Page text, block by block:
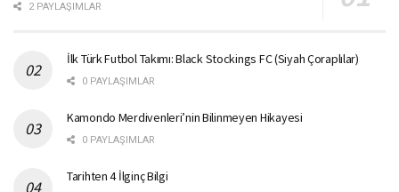
2 PAYLAŞIMLAR
İlk Türk Futbol Takımı: Black Stockings FC (Siyah Çoraplılar)
0 PAYLAŞIMLAR
Kamondo Merdivenleri’nin Bilinmeyen Hikayesi
0 PAYLAŞIMLAR
Tarihten 4 İlginç Bilgi